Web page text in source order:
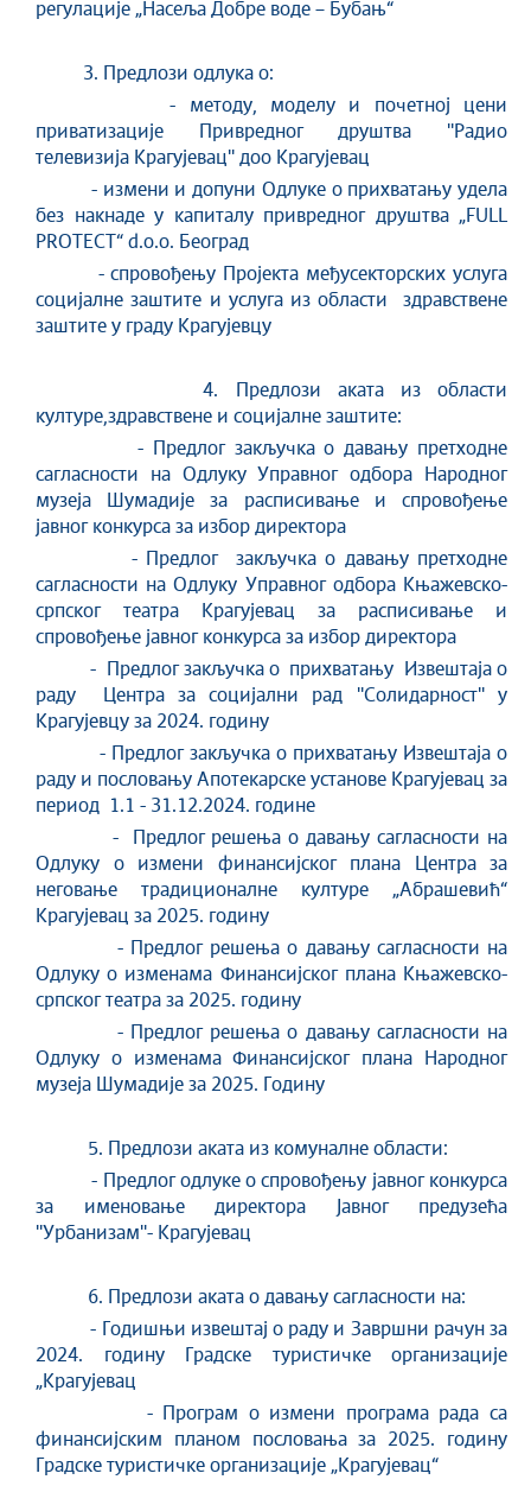
регулације „Насеља Добре воде – Бубањ“
3. Предлози одлука о:
- методу, моделу и почетној цени
приватизације Привредног друштва ''Радио
телевизија Крагујевац'' доо Крагујевац
- измени и допуни Одлуке о прихватању удела
без накнаде у капиталу привредног друштва „FULL
PROTECT“ d.o.o. Београд
- спровођењу Пројекта међусекторских услуга
социјалне заштите и услуга из области здравствене
заштите у граду Крагујевцу
4. Предлози аката из области
културе,здравствене и социјалне заштите:
- Предлог закључка о давању претходне
сагласности на Одлуку Управног одбора Народног
музеја Шумадије за расписивање и спровођење
јавног конкурса за избор директора
- Предлог закључка о давању претходне
сагласности на Одлуку Управног одбора Књажевско-
српског театра Крагујевац за расписивање и
спровођење јавног конкурса за избор директора
- Предлог закључка о прихватању Извештаја о
раду Центра за социјални рад ''Солидарност'' у
Крагујевцу за 2024. годину
- Предлог закључка о прихватању Извештаја о
раду и пословању Aпотекарске установе Крагујевац за
период 1.1 - 31.12.2024. године
- Предлог решења о давању сагласности на
Одлуку о измени финансијског плана Центра за
неговање традиционалне културе „Абрашевић“
Крагујевац за 2025. годину
- Предлог решења о давању сагласности на
Одлуку о изменама Финансијског плана Књажевско-
српског театра за 2025. годину
- Предлог решења о давању сагласности на
Одлуку о изменама Финансијског плана Народног
музеја Шумадије за 2025. Годину
5. Предлози аката из комуналне области:
- Предлог одлуке о спровођењу јавног конкурса
за именовање директора Јавног предузећа
''Урбанизам''- Крагујевац
6. Предлози аката о давању сагласности на:
- Годишњи извештај о раду и Завршни рачун за
2024. годину Градске туристичке организације
„Крагујевац
- Програм о измени програма рада са
финансијским планом пословања за 2025. годину
Градске туристичке организације „Крагујевац“